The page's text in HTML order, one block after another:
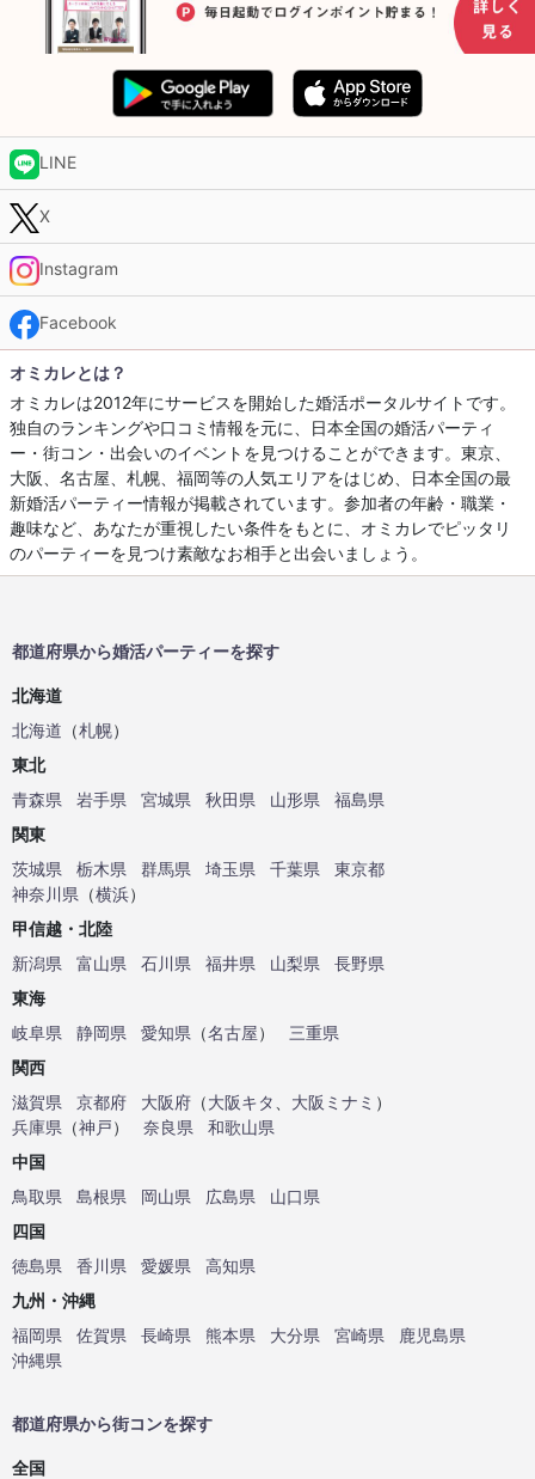
LINE
X
Instagram
Facebook
オミカレとは？
オミカレは2012年にサービスを開始した婚活ポータルサイトです。
独自のランキングや口コミ情報を元に、日本全国の婚活パーティ
ー・街コン・出会いのイベントを見つけることができます。東京、
大阪、名古屋、札幌、福岡等の人気エリアをはじめ、日本全国の最
新婚活パーティー情報が掲載されています。参加者の年齢・職業・
趣味など、あなたが重視したい条件をもとに、オミカレでピッタリ
のパーティーを見つけ素敵なお相手と出会いましょう。
都道府県から婚活パーティーを探す
北海道
北海道 （札幌）
東北
青森県
岩手県 宮城県 秋田県 山形県
福島県
関東
茨城県
栃木県 群馬県 埼玉県 千葉県
東京都
神奈川県 （横浜）
甲信越・北陸
新潟県
富山県 石川県 福井県 山梨県
長野県
東海
岐阜県
静岡県 愛知県 （名古屋）
三重県
関西
滋賀県
京都府 大阪府 （大阪キタ 大阪ミナミ ）
兵庫県 （神戸） 奈良県
和歌山県
中国
鳥取県
島根県 岡山県 広島県
山口県
四国
徳島県
香川県 愛媛県
高知県
九州・沖縄
福岡県
佐賀県 長崎県 熊本県 大分県 宮崎県
鹿児島県
沖縄県
都道府県から街コンを探す
全国